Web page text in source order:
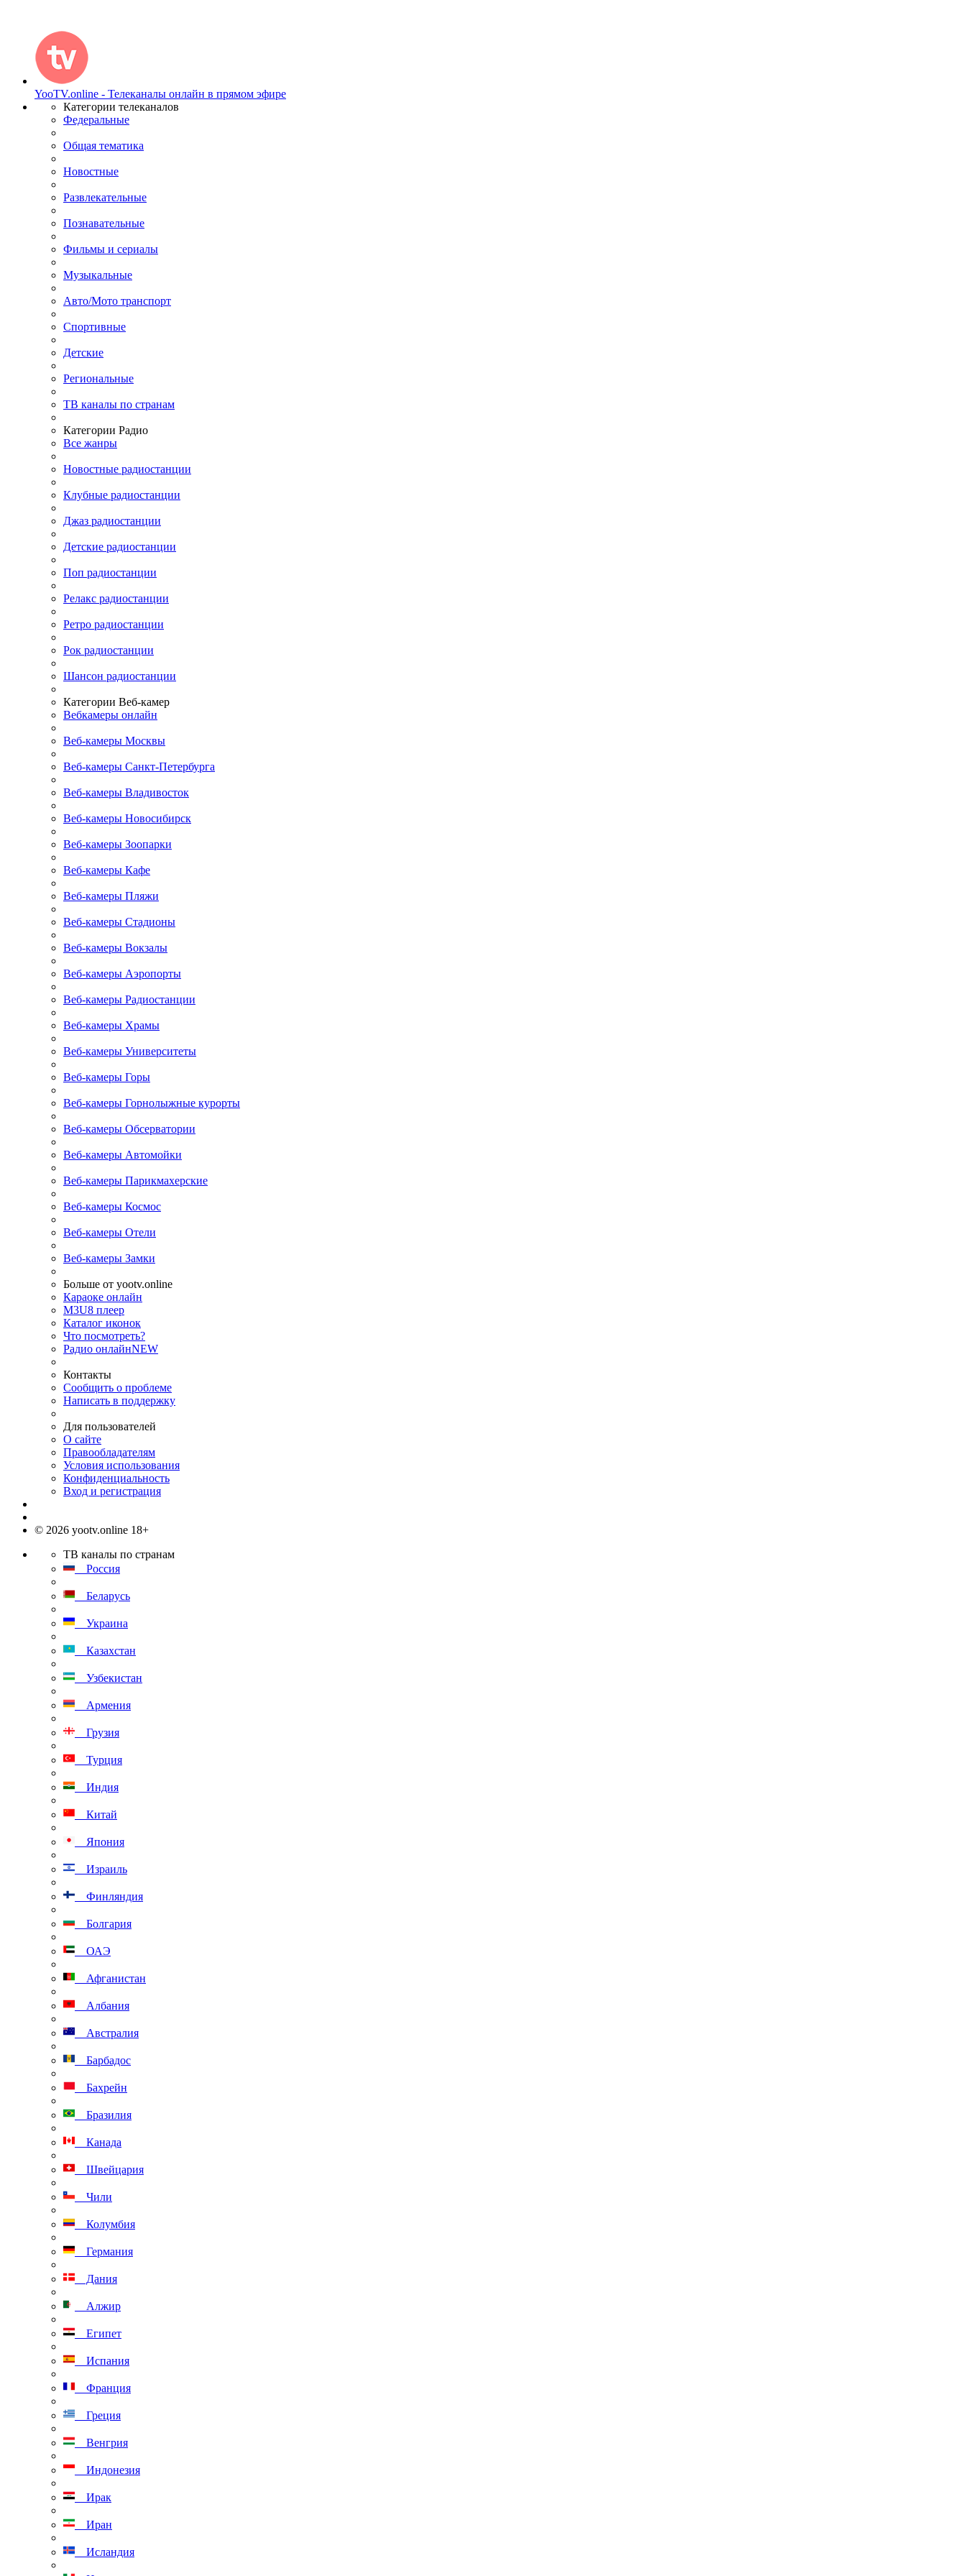
YooTV.online - Телеканалы онлайн в прямом эфире
Категории телеканалов
Федеральные
Общая тематика
Новостные
Развлекательные
Познавательные
Фильмы и сериалы
Музыкальные
Авто/Мото транспорт
Спортивные
Детские
Региональные
ТВ каналы по странам
Категории Радио
Все жанры
Новостные радиостанции
Клубные радиостанции
Джаз радиостанции
Детские радиостанции
Поп радиостанции
Релакс радиостанции
Ретро радиостанции
Рок радиостанции
Шансон радиостанции
Категории Веб-камер
Вебкамеры онлайн
Веб-камеры Москвы
Веб-камеры Санкт-Петербурга
Веб-камеры Владивосток
Веб-камеры Новосибирск
Веб-камеры Зоопарки
Веб-камеры Кафе
Веб-камеры Пляжи
Веб-камеры Стадионы
Веб-камеры Вокзалы
Веб-камеры Аэропорты
Веб-камеры Радиостанции
Веб-камеры Храмы
Веб-камеры Университеты
Веб-камеры Горы
Веб-камеры Горнолыжные курорты
Веб-камеры Обсерватории
Веб-камеры Автомойки
Веб-камеры Парикмахерские
Веб-камеры Космос
Веб-камеры Отели
Веб-камеры Замки
Больше от yootv.online
Караоке онлайн
M3U8 плеер
Каталог иконок
Что посмотреть?
Радио онлайнNEW
Контакты
Сообщить о проблеме
Написать в поддержку
Для пользователей
О сайте
Правообладателям
Условия использования
Конфиденциальность
Вход и регистрация
© 2026 yootv.online 18+
ТВ каналы по странам
Россия
Беларусь
Украина
Казахстан
Узбекистан
Армения
Грузия
Турция
Индия
Китай
Япония
Израиль
Финляндия
Болгария
ОАЭ
Афганистан
Албания
Австралия
Барбадос
Бахрейн
Бразилия
Канада
Швейцария
Чили
Колумбия
Германия
Дания
Алжир
Египет
Испания
Франция
Греция
Венгрия
Индонезия
Ирак
Иран
Исландия